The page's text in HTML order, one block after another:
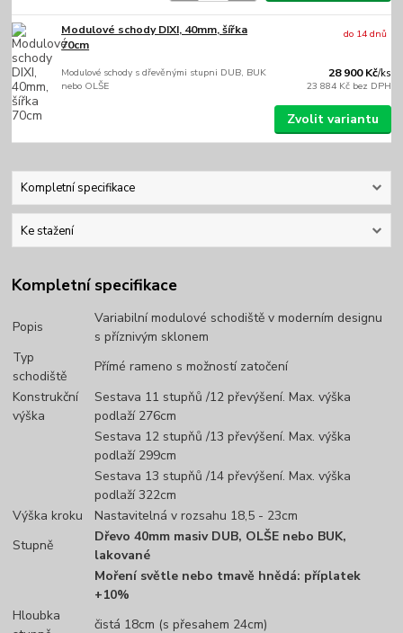
Modulové schody DIXI, 40mm, šířka
70cm
Modulové schody s dřevěnými stupni DUB, BUK
nebo OLŠE
28 900 Kč/ks
23 884 Kč bez DPH
do 14 dnů
Zvolit variantu
Kompletní specifikace
Ke stažení
Kompletní specifikace
Popis
Variabilní modulové schodiště v moderním designu
s příznivým sklonem
Typ
schodiště
Přímé rameno s možností zatočení
Konstrukční
výška
Sestava 11 stupňů /12 převýšení. Max. výška
podlaží 276cm
Sestava 12 stupňů /13 převýšení. Max. výška
podlaží 299cm
Sestava 13 stupňů /14 převýšení. Max. výška
podlaží 322cm
Výška kroku
Nastavitelná v rozsahu 18,5 - 23cm
Stupně
Dřevo 40mm masiv DUB, OLŠE nebo BUK,
lakované
Moření světle nebo tmavě hnědá: příplatek
+10%
Hloubka
čistá 18cm (s přesahem 24cm)